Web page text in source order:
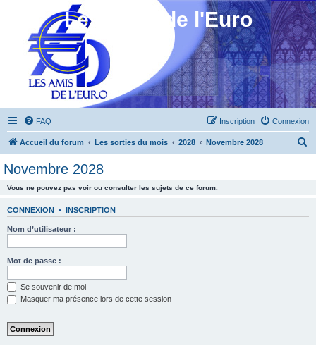
Les Amis de l'Euro
FAQ Connexion
Inscription
Accueil du forum Les sorties du mois 2028 Novembre 2028
Novembre 2028
Vous ne pouvez pas voir ou consulter les sujets de ce forum.
CONNEXION • INSCRIPTION
Nom d’utilisateur :
Mot de passe :
Se souvenir de moi
Masquer ma présence lors de cette session